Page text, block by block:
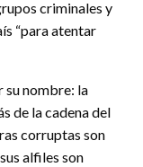
criminales y
“para atentar
su nombre: la
de la cadena del
corruptas son
alfiles son